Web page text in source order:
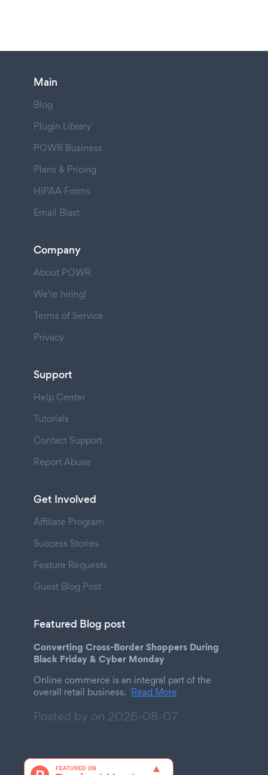
Main
Blog
Plugin Library
POWR Business
Plans & Pricing
HIPAA Forms
Email Blast
Company
About POWR
We're hiring!
Terms of Service
Privacy
Support
Help Center
Tutorials
Contact Support
Report Abuse
Get Involved
Affiliate Program
Success Stories
Feature Requests
Guest Blog Post
Featured Blog post
Converting Cross-Border Shoppers During
Black Friday & Cyber Monday
Online commerce is an integral part of the
overall retail business. Read More
Posted by on 2026-08-07